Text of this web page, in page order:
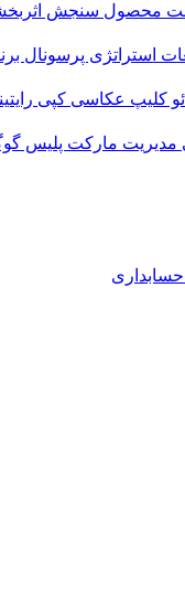
محصول سنجش
استراتژی پرسونال
کلیپ عکاسی کپی
مدیریت مارکت پلیس